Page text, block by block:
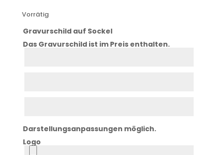
Vorrätig
Gravurschild auf Sockel
Das Gravurschild ist im Preis enthalten.
Darstellungsanpassungen möglich.
Logo
Logo